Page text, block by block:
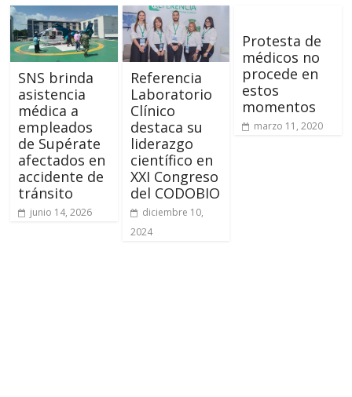
SNS brinda
asistencia
médica a
empleados
de Supérate
afectados en
accidente de
tránsito
junio 14, 2026
Referencia
Laboratorio
Clínico
destaca su
liderazgo
científico en
XXI Congreso
del CODOBIO
diciembre 10,
2024
Protesta de
médicos no
procede en
estos
momentos
marzo 11, 2020